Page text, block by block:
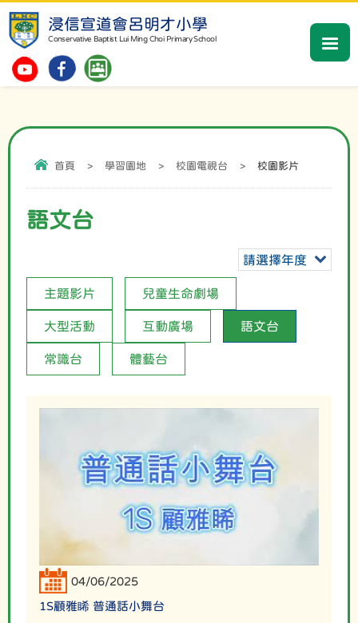
浸信宣道會呂明才小學
Conservative Baptist Lui Ming Choi Primary School
首頁 > 學習園地 > 校園電視台 > 校園影片
語文台
請選擇年度
主題影片 兒童生命劇場
大型活動 互動廣場 語文台
常識台 體藝台
04/06/2025
1S顧雅睎 普通話小舞台